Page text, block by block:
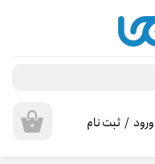
۰ ورود / ثبت نام